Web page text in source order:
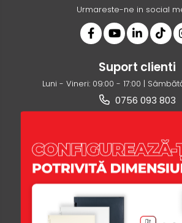
Urmareste-ne in social
Suport clienti
Luni - Vineri: 09:00 - 17:00 |
0756 093 803
Magazinul Meu